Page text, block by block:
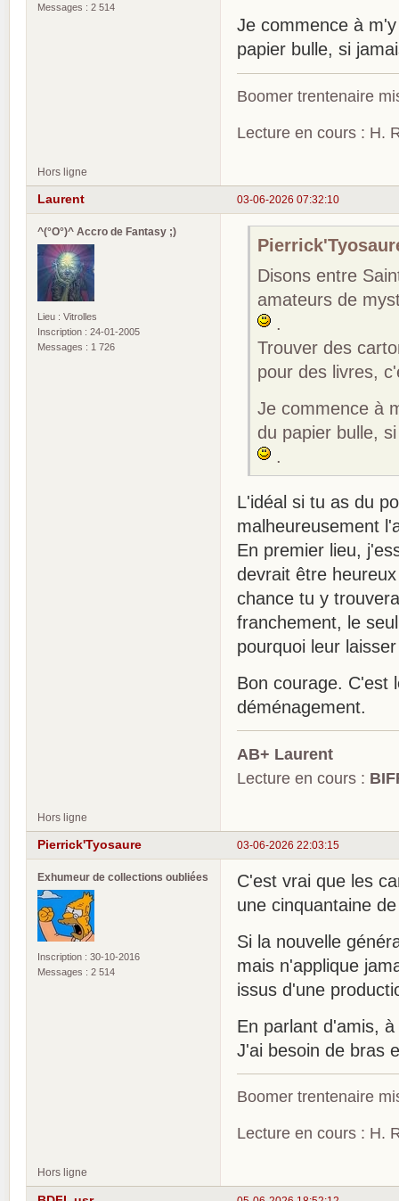
Messages : 2 514
Je commence à
papier bulle, si
Boomer trentenaire
Lecture en cours : H.
Hors ligne
03-06-2026 07:32:10
Laurent
^(°O°)^ Accro de Fantasy ;)
Lieu : Vitrolles
Inscription : 24-01-2005
Messages : 1 726
Disons entre
amateurs de
.
Trouver des
pour des livres,
Je commence à
du papier bulle,
.
L'idéal si tu as du
malheureusement
En premier lieu,
devrait être
chance tu y
franchement, le
pourquoi leur
Bon courage. C'est
déménagement.
AB+ Laurent
Lecture en cours :
Hors ligne
03-06-2026 22:03:15
Pierrick'Tyosaure
Exhumeur de collections oubliées
Inscription : 30-10-2016
Messages : 2 514
C'est vrai que les
une cinquantaine
Si la nouvelle
mais n'applique
issus d'une
En parlant d'amis,
J'ai besoin de bras
Boomer trentenaire
Lecture en cours : H.
Hors ligne